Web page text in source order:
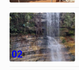
02